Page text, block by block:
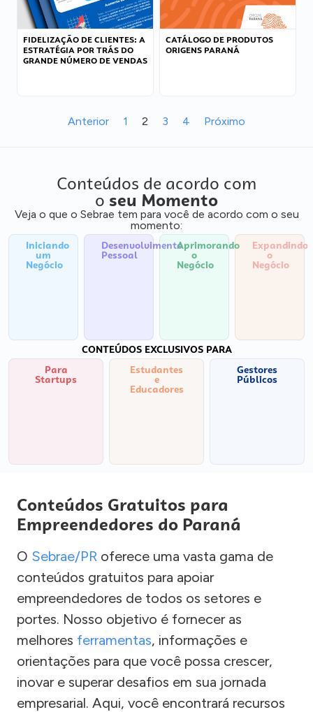
FIDELIZAÇÃO DE CLIENTES: A
ESTRATÉGIA POR TRÁS DO
GRANDE NÚMERO DE VENDAS
CATÁLOGO DE PRODUTOS
ORIGENS PARANÁ
Anterior 1 2 3 4 Próximo
Conteúdos de acordo com
o seu Momento
Veja o que o Sebrae tem para você de acordo com o seu
momento:
Iniciando
um
Negócio
Desenvolvimento
Pessoal
Aprimorando
o
Negócio
Expandindo
o
Negócio
CONTEÚDOS EXCLUSIVOS PARA
Para
Startups
Estudantes
e
Educadores
Gestores
Públicos
Conteúdos Gratuitos para
Empreendedores do Paraná
O Sebrae/PR oferece uma vasta gama de
conteúdos gratuitos para apoiar
empreendedores de todos os setores e
portes. Nosso objetivo é fornecer as
melhores ferramentas, informações e
orientações para que você possa crescer,
inovar e superar desafios em sua jornada
empresarial. Aqui, você encontrará recursos